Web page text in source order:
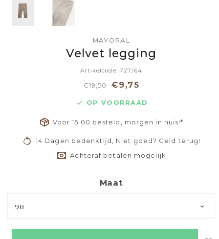
MAYORAL
Velvet legging
Artikelcode: 727/64
€19,50 €9,75
OP VOORRAAD
Voor 15:00 besteld, morgen in huis!*
14 Dagen bedenktijd, Niet goed? Geld terug!
Achteraf betalen mogelijk
Maat
98